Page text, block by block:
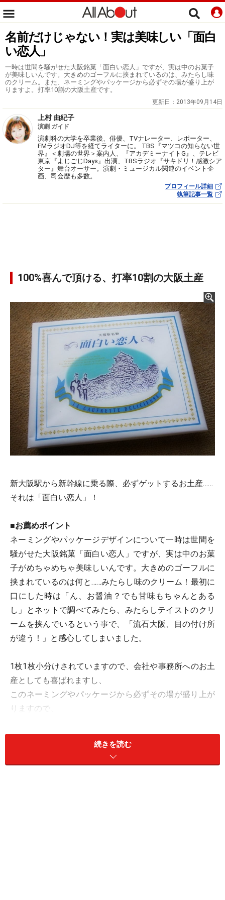
名前だけじゃない！実は美味しい「面白
い恋人」
一時は世間を騒がせた大阪銘菓「面白い恋人」ですが、実は中のお菓子
が美味しいんです。大きめのゴーフルに挟まれているのは、みたらし味
のクリーム。また、ネーミングやパッケージから必ずその場が盛り上が
りますよ。打率10割の大阪土産です。
更新日： 2013年09月14日
上村 由紀子
演劇 ガイド
演劇科の大学を卒業後、俳優、TVナレーター、レポーター、
FMラジオDJ等を経てライターに。 TBS『マツコの知らない世
界』＜劇場の世界＞案内人、『アカデミーナイトG』、テレビ
東京『よじごじDays』出演、TBSラジオ『サキドリ！感激シア
ター』舞台オーサー。演劇・ミュージカル関連のイベント企
画、司会歴も多数。
プロフィール詳細
執筆記事一覧
100%喜んで頂ける、打率10割の大阪土産
新大阪駅から新幹線に乗る際、必ずゲットするお土産……
それは「面白い恋人」！
■お薦めポイント
ネーミングやパッケージデザインについて一時は世間を
騒がせた大阪銘菓「面白い恋人」ですが、実は中のお菓
子がめちゃめちゃ美味しいんです。大きめのゴーフルに
挟まれているのは何と……みたらし味のクリーム！最初に
口にした時は「ん、お醤油？でも甘味もちゃんとある
し」とネットで調べてみたら、みたらしテイストのクリ
ームを挟んでいるという事で、「流石大阪、目の付け所
が違う！」と感心してしまいました。
1枚1枚小分けされていますので、会社や事務所へのお土
産としても喜ばれますし、
このネーミングやパッケージから必ずその場が盛り上が
りますので、
きさはソコソコですが、
重量的には軽めなのも高ポイント。帰りの荷物が余りに
も重いと持ち運びが大変ですので。
続きを読む